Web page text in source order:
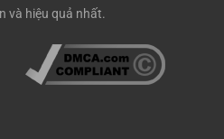
và hiệu quả nhất.